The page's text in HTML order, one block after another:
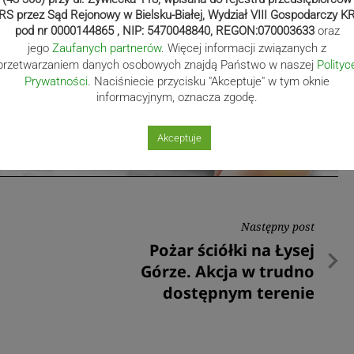
Następny post
Następny
post
Pożar ściółki na Łysej
Górze. Akcja w trudno
dostępnym terenie
przez Sąd Rejonowy w Bielsku-Białej, Wydział VIII Gospodarczy
pod nr 0000144865 , NIP: 5470048840, REGON:070003633 oraz
jego Zaufanych partnerów. Więcej informacji związanych z
danych osobowych znajdą Państwo w naszej
Prywatności . Naciśniecie przycisku "Akceptuje" w tym oknie
informacyjnym, oznacza zgodę.
Akceptuje